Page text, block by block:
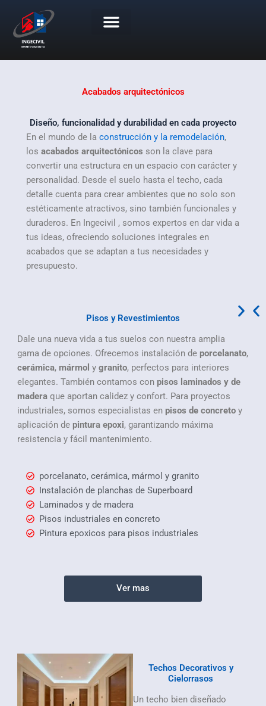
contenido
Acabados arquitectónicos
Diseño, funcionalidad y durabilidad en cada proyecto
En el mundo de la construcción y la remodelación,
los acabados arquitectónicos son la clave para
convertir una estructura en un espacio con carácter y
personalidad. Desde el suelo hasta el techo, cada
detalle cuenta para crear ambientes que no solo son
estéticamente atractivos, sino también funcionales y
duraderos. En Ingecivil , somos expertos en dar vida a
tus ideas, ofreciendo soluciones integrales en
acabados que se adaptan a tus necesidades y
presupuesto.
Pisos y Revestimientos
Dale una nueva vida a tus suelos con nuestra amplia
gama de opciones. Ofrecemos instalación de porcelanato,
cerámica, mármol ygranito, perfectos para interiores
elegantes. También contamos con pisos laminados y de
madera que aportan calidez y confort. Para proyectos
industriales, somos especialistas en pisos de concreto y
aplicación de pintura epoxi, garantizando máxima
resistencia y fácil mantenimiento.
porcelanato, cerámica, mármol y granito
Instalación de planchas de Superboard
Laminados y de madera
Pisos industriales en concreto
Pintura epoxicos para pisos industriales
Ver mas
Techos Decorativos y
Cielorrasos
Un techo bien diseñado